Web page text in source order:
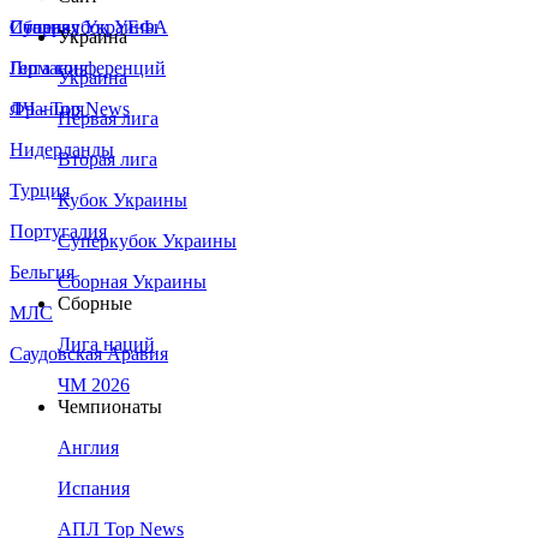
Сборная Украины
Италия
Германия
Франция
Нидерланды
Турция
Португалия
Бельгия
МЛС
Саудовская Аравия
Суперкубок УЕФА
Лига конференций
ЛЧ - Top News
Украина
Украина
Первая лига
Вторая лига
Кубок Украины
Суперкубок Украины
Сборная Украины
Сборные
Лига наций
ЧМ 2026
Чемпионаты
Англия
Испания
АПЛ Top News